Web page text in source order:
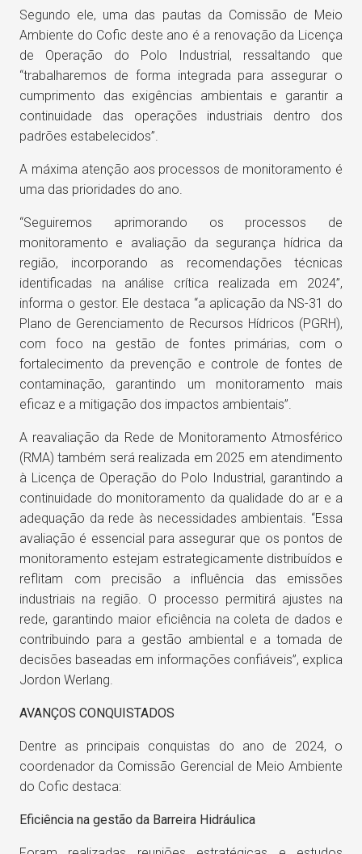
Segundo ele, uma das pautas da Comissão de Meio
Ambiente do Cofic deste ano é a renovação da Licença
de Operação do Polo Industrial, ressaltando que
“trabalharemos de forma integrada para assegurar o
cumprimento das exigências ambientais e garantir a
continuidade das operações industriais dentro dos
padrões estabelecidos”.
A máxima atenção aos processos de monitoramento é
uma das prioridades do ano.
“Seguiremos aprimorando os processos de
monitoramento e avaliação da segurança hídrica da
região, incorporando as recomendações técnicas
identificadas na análise crítica realizada em 2024”,
informa o gestor. Ele destaca “a aplicação da NS-31 do
Plano de Gerenciamento de Recursos Hídricos (PGRH),
com foco na gestão de fontes primárias, com o
fortalecimento da prevenção e controle de fontes de
contaminação, garantindo um monitoramento mais
eficaz e a mitigação dos impactos ambientais”.
A reavaliação da Rede de Monitoramento Atmosférico
(RMA) também será realizada em 2025 em atendimento
à Licença de Operação do Polo Industrial, garantindo a
continuidade do monitoramento da qualidade do ar e a
adequação da rede às necessidades ambientais. “Essa
avaliação é essencial para assegurar que os pontos de
monitoramento estejam estrategicamente distribuídos e
reflitam com precisão a influência das emissões
industriais na região. O processo permitirá ajustes na
rede, garantindo maior eficiência na coleta de dados e
contribuindo para a gestão ambiental e a tomada de
decisões baseadas em informações confiáveis”, explica
Jordon Werlang.
AVANÇOS CONQUISTADOS
Dentre as principais conquistas do ano de 2024, o
coordenador da Comissão Gerencial de Meio Ambiente
do Cofic destaca:
Eficiência na gestão da Barreira Hidráulica